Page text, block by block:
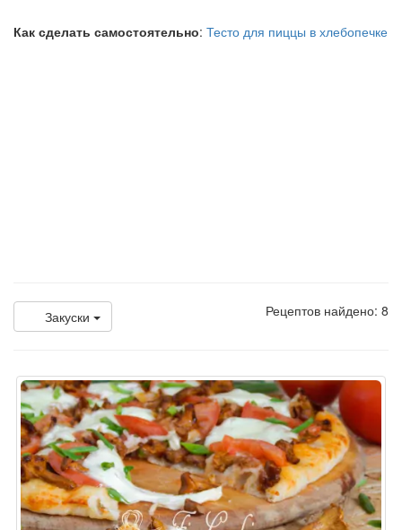
Как сделать самостоятельно: Тесто для пиццы в хлебопечке
Закуски Рецептов найдено: 8